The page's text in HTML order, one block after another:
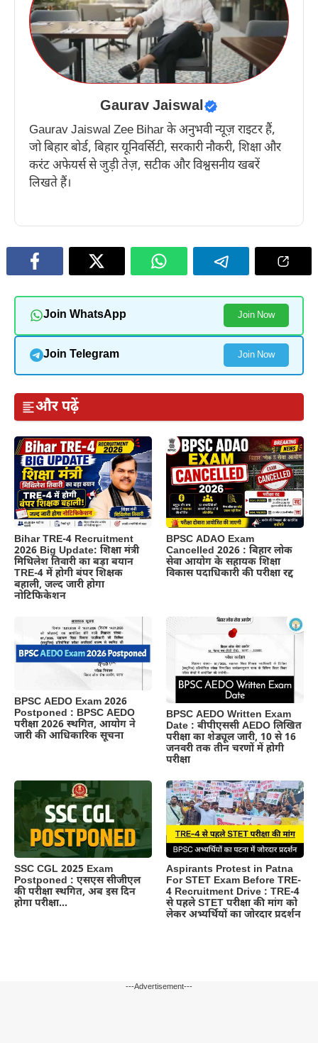
Gaurav Jaiswal
Gaurav Jaiswal Zee Bihar के अनुभवी न्यूज़ राइटर हैं,
जो बिहार बोर्ड, बिहार यूनिवर्सिटी, सरकारी नौकरी, शिक्षा और
करंट अफेयर्स से जुड़ी तेज़, सटीक और विश्वसनीय खबरें
लिखते हैं।
Join WhatsApp Join Now
Join Telegram Join Now
और पढ़ें
Bihar TRE-4 Recruitment
2026 Big Update: शिक्षा मंत्री
मिथिलेश तिवारी का बड़ा बयान
TRE-4 में होगी बंपर शिक्षक
बहाली, जल्द जारी होगा
नोटिफिकेशन
BPSC ADAO Exam
Cancelled 2026 : बिहार लोक
सेवा आयोग के सहायक शिक्षा
विकास पदाधिकारी की परीक्षा रद्द
BPSC AEDO Exam 2026
Postponed : BPSC AEDO
परीक्षा 2026 स्थगित, आयोग ने
जारी की आधिकारिक सूचना
BPSC AEDO Written Exam
Date : बीपीएससी AEDO लिखित
परीक्षा का शेड्यूल जारी, 10 से 16
जनवरी तक तीन चरणों में होगी
परीक्षा
SSC CGL 2025 Exam
Postponed : एसएस सीजीएल
की परीक्षा स्थगित, अब इस दिन
होगा परीक्षा…
Aspirants Protest in Patna
For STET Exam Before TRE-
4 Recruitment Drive : TRE-4
से पहले STET परीक्षा की मांग को
लेकर अभ्यर्थियों का जोरदार प्रदर्शन
---Advertisement---